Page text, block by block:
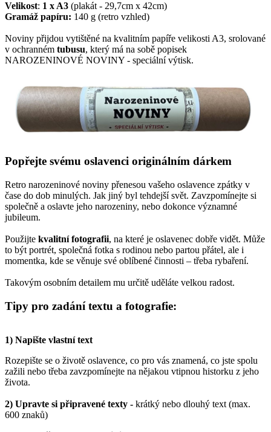
Velikost: 1 x A3 (plakát - 29,7cm x 42cm)
Gramáž papíru: 140 g (retro vzhled)
Noviny přijdou vytištěné na kvalitním papíře velikosti A3, srolované
v ochranném tubusu, který má na sobě popisek
NAROZENINOVÉ NOVINY - speciální výtisk.
Popřejte svému oslavenci originálním dárkem
Retro narozeninové noviny přenesou vašeho oslavence zpátky v
čase do dob minulých. Jak jiný byl tehdejší svět. Zavzpomínejte si
společně a oslavte jeho narozeniny, nebo dokonce významné
jubileum.
Použijte kvalitní fotografii, na které je oslavenec dobře vidět. Může
to být portrét, společná fotka s rodinou nebo partou přátel, ale i
momentka, kde se věnuje své oblíbené činnosti – třeba rybaření.
Takovým osobním detailem mu určitě uděláte velkou radost.
Tipy pro zadání textu a fotografie:
1) Napište vlastní text
Rozepište se o životě oslavence, co pro vás znamená, co jste spolu
zažili nebo třeba zavzpomínejte na nějakou vtipnou historku z jeho
života.
2) Upravte si připravené texty - krátký nebo dlouhý text (max.
600 znaků)